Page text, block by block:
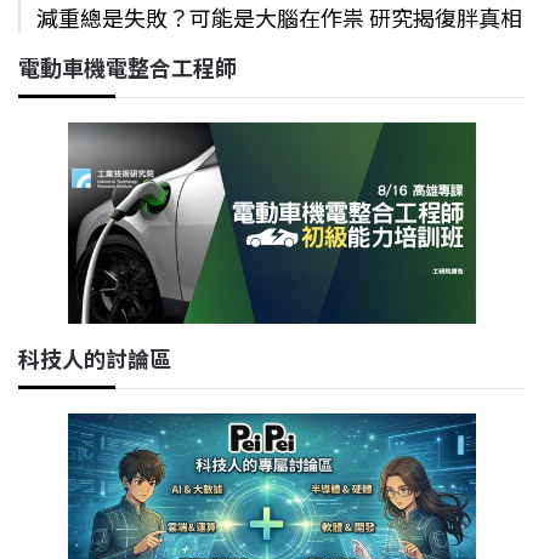
減重總是失敗？可能是大腦在作祟 研究揭復胖真相
電動車機電整合工程師
科技人的討論區